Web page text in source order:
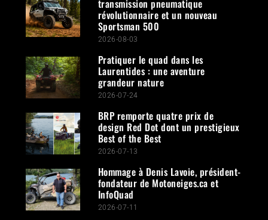
transmission pneumatique
révolutionnaire et un nouveau
Sportsman 500
2026-08-03
Pratiquer le quad dans les
Laurentides : une aventure
grandeur nature
2026-07-24
BRP remporte quatre prix de
design Red Dot dont un prestigieux
Best of the Best
2026-07-13
Hommage à Denis Lavoie, président-
fondateur de Motoneiges.ca et
InfoQuad
2026-07-11